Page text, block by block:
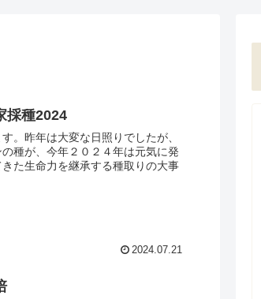
採種2024
。昨年は大変な日照りでしたが、
種が、今年２０２４年は元気に発
た生命力を継承する種取りの大事
2024.07.21